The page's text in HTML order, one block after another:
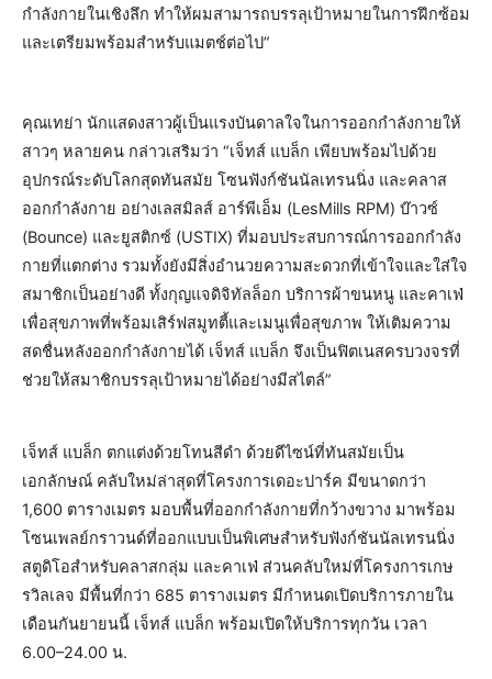
กำลังกายในเชิงลึก ทำให้ผมสามารถบรรลุเป้าหมายในการฝึกซ้อม
และเตรียมพร้อมสำหรับแมตช์ต่อไป”
คุณเทย่า นักแสดงสาวผู้เป็นแรงบันดาลใจในการออกกำลังกายให้
สาวๆ หลายคน กล่าวเสริมว่า “เจ็ทส์ แบล็ก เพียบพร้อมไปด้วย
อุปกรณ์ระดับโลกสุดทันสมัย โซนฟังก์ชันนัลเทรนนิ่ง และคลาส
ออกกำลังกาย อย่างเลสมิลส์ อาร์พีเอ็ม (LesMills RPM) บ๊าวซ์
(Bounce) และยูสติกซ์ (USTIX) ที่มอบประสบการณ์การออกกำลัง
กายที่แตกต่าง รวมทั้งยังมีสิ่งอำนวยความสะดวกที่เข้าใจและใส่ใจ
สมาชิกเป็นอย่างดี ทั้งกุญแจดิจิทัลล็อก บริการผ้าขนหนู และคาเฟ่
เพื่อสุขภาพที่พร้อมเสิร์ฟสมูทตี้และเมนูเพื่อสุขภาพ ให้เติมความ
สดชื่นหลังออกกำลังกายได้ เจ็ทส์ แบล็ก จึงเป็นฟิตเนสครบวงจรที่
ช่วยให้สมาชิกบรรลุเป้าหมายได้อย่างมีสไตล์”
เจ็ทส์ แบล็ก ตกแต่งด้วยโทนสีดำ ด้วยดีไซน์ที่ทันสมัยเป็น
เอกลักษณ์ คลับใหม่ล่าสุดที่โครงการเดอะปาร์ค มีขนาดกว่า
1,600 ตารางเมตร มอบพื้นที่ออกกำลังกายที่กว้างขวาง มาพร้อม
โซนเพลย์กราวนด์ที่ออกแบบเป็นพิเศษสำหรับฟังก์ชันนัลเทรนนิ่ง
สตูดิโอสำหรับคลาสกลุ่ม และคาเฟ่ ส่วนคลับใหม่ที่โครงการเกษ
รวิลเลจ มีพื้นที่กว่า 685 ตารางเมตร มีกำหนดเปิดบริการภายใน
เดือนกันยายนนี้ เจ็ทส์ แบล็ก พร้อมเปิดให้บริการทุกวัน เวลา
6.00–24.00 น.